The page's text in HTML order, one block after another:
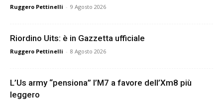
Ruggero Pettinelli - 9 Agosto 2026
Riordino Uits: è in Gazzetta ufficiale
Ruggero Pettinelli - 8 Agosto 2026
L’Us army “pensiona” l’M7 a favore dell’Xm8 più
leggero